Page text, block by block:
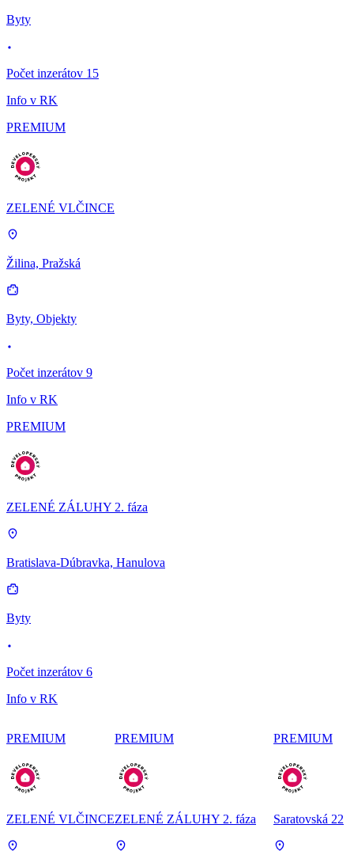
Byty
Počet inzerátov 15
Info v RK
PREMIUM
ZELENÉ VLČINCE
Žilina, Pražská
Byty, Objekty
Počet inzerátov 9
Info v RK
PREMIUM
ZELENÉ ZÁLUHY 2. fáza
Bratislava-Dúbravka, Hanulova
Byty
Počet inzerátov 6
Info v RK
PREMIUM
ZELENÉ VLČINCE
PREMIUM
ZELENÉ ZÁLUHY 2. fáza
PREMIUM
Saratovská 22